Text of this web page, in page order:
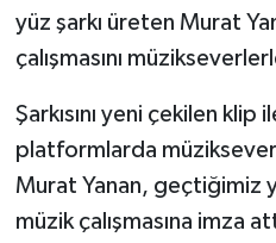
yüz şarkı üreten Murat
çalışmasını
Şarkısını yeni çekilen
platformlarda
Murat Yanan, geçtiğimiz
müzik çalışmasına imza